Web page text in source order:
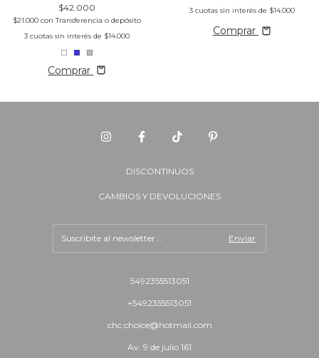
$42.000
$21.000con Transferencia o depósito
3 cuotas sin interés de $14.000
Comprar
3 cuotas sin interés de $14.000
Comprar
DISCONTINUOS
CAMBIOS Y DEVOLUCIONES
5492355513051
+5492355513051
chc.choice@hotmail.com
Av. 9 de julio 161